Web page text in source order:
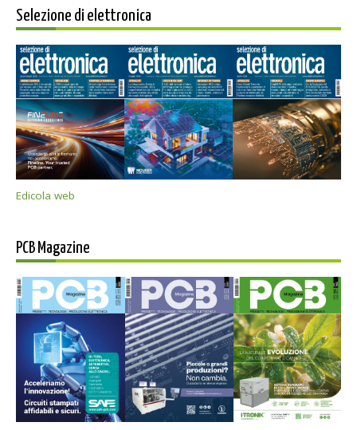
Selezione di elettronica
Edicola web
PCB Magazine